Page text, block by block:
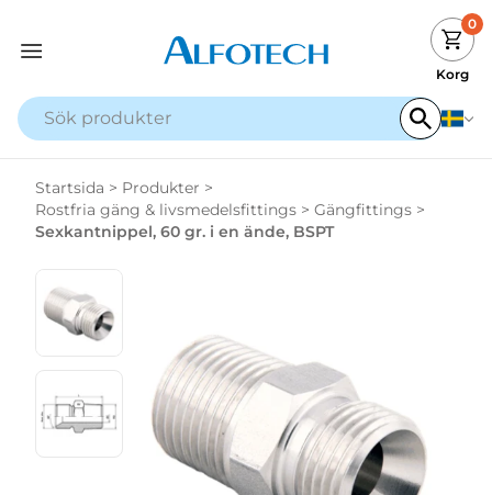
0
Korg
Startsida > Produkter >
Rostfria gäng & livsmedelsfittings > Gängfittings >
Sexkantnippel, 60 gr. i en ände, BSPT